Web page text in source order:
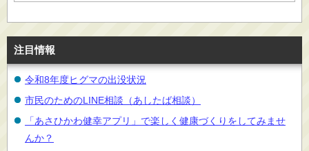
注目情報
令和8年度ヒグマの出没状況
市民のためのLINE相談（あしたば相談）
「あさひかわ健幸アプリ」で楽しく健康づくりをしてみませ
んか？